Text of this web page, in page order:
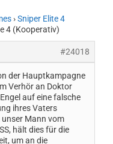
›Sniper Elite 4
4 (Kooperativ)
#24018
der Hauptkampagne
Verhör an Doktor
auf eine falsche
ihres Vaters
unser Mann vom
hält dies für die
um an die